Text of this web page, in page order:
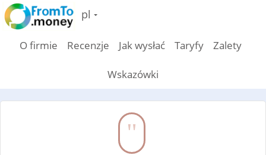
pl
O firmie Recenzje Jak wysłać Taryfy Zalety
Wskazówki